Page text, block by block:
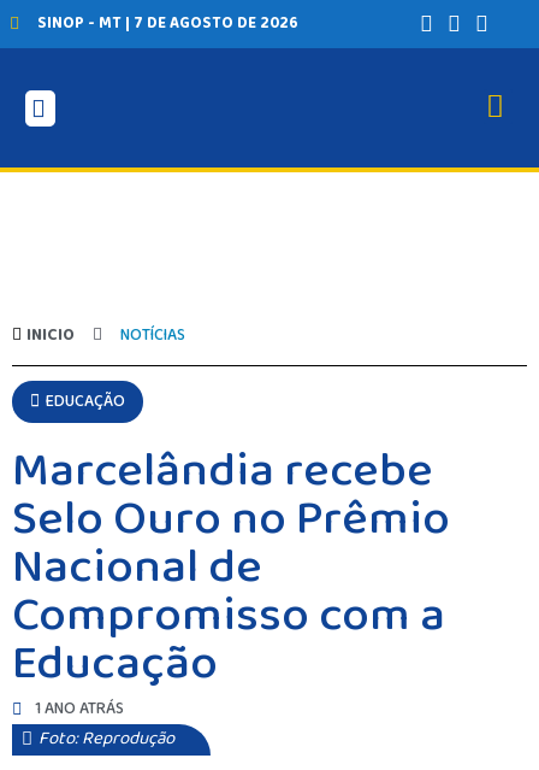
SINOP - MT | 7 DE AGOSTO DE 2026
INICIO NOTÍCIAS
EDUCAÇÃO
Marcelândia recebe
Selo Ouro no Prêmio
Nacional de
Compromisso com a
Educação
1 ANO ATRÁS
Foto: Reprodução